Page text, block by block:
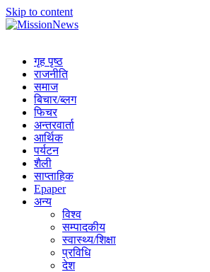
Skip to content
गृह पृष्ठ
राजनीति
समाज
बिचार/ब्लग
फिचर
अन्तरवार्ता
आर्थिक
पर्यटन
शैली
साप्ताहिक
Epaper
अन्य
विश्व
सम्पादकीय
स्वास्थ्य/शिक्षा
प्रविधि
देश